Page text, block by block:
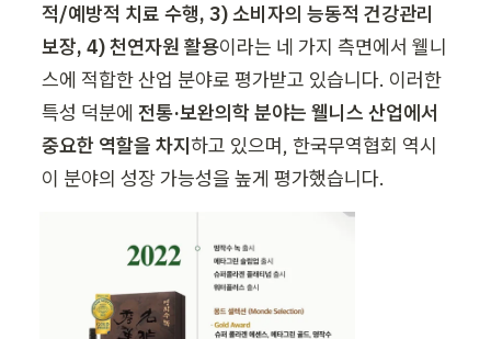
적/예방적 치료 수행, 3) 소비자의 능동적 건강관리
보장, 4) 천연자원 활용이라는 네 가지 측면에서 웰니
스에 적합한 산업 분야로 평가받고 있습니다. 이러한
특성 덕분에 전통·보완의학 분야는 웰니스 산업에서
중요한 역할을 차지하고 있으며, 한국무역협회 역시
이 분야의 성장 가능성을 높게 평가했습니다.